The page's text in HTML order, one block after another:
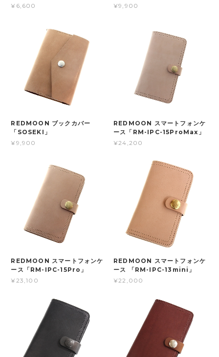
¥6,600
¥9,900
REDMOON ブックカバー
「SOSEKI」
¥9,900
REDMOON スマートフォンケ
ース「RM-IPC-15ProMax」
¥24,200
REDMOON スマートフォンケ
ース「RM-IPC-15Pro」
¥23,100
REDMOON スマートフォンケ
ース 「RM-IPC-13mini」
¥22,000